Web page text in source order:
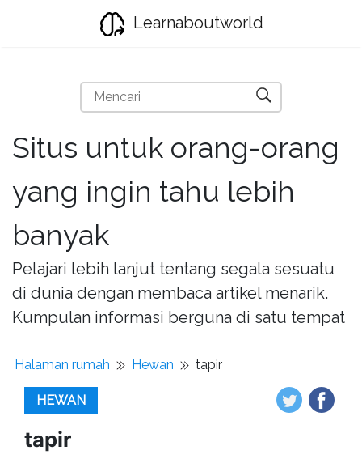
Learnaboutworld
Situs untuk orang-orang
yang ingin tahu lebih
banyak
Pelajari lebih lanjut tentang segala sesuatu
di dunia dengan membaca artikel menarik.
Kumpulan informasi berguna di satu tempat
Halaman rumah Hewan tapir
HEWAN
tapir